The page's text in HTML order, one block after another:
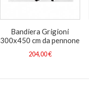
Bandiera Grigioni
300x450 cm da pennone
204,00 €